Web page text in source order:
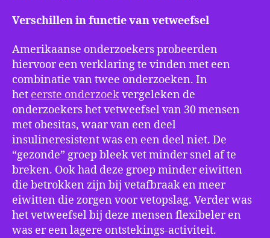
Verschillen in functie van vetweefsel
Amerikaanse onderzoekers probeerden
hiervoor een verklaring te vinden met een
combinatie van twee onderzoeken. In
het eerste onderzoekvergeleken de
onderzoekers het vetweefsel van 30 mensen
met obesitas, waar van een deel
insulineresistent was en een deel niet. De
“gezonde” groep bleek vet minder snel af te
breken. Ook had deze groep minder eiwitten
die betrokken zijn bij vetafbraak en meer
eiwitten die zorgen voor vetopslag. Verder was
het vetweefsel bij deze mensen flexibeler en
was er een lagere ontstekings-activiteit.